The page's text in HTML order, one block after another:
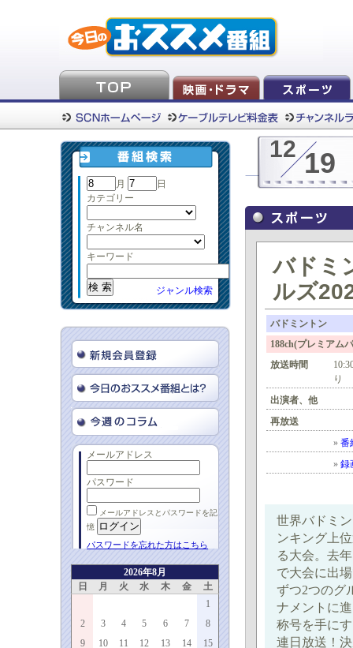
月
日
カテゴリー
チャンネル名
キーワード
ジャンル検索
メールアドレス
パスワード
メールアドレスとパスワードを記
憶
パスワードを忘れた方はこちら
2026年8月
日
月 火 水 木 金
土
1
2
3 4 5 6 7
8
9
10 11 12 13 14
15
12 19
バドミ
ルズ
バドミントン
188ch(プレミア
放送時間
り
出演者、他
再放送
» 番
» 録
世界バドミ
ンキング上
る大会。去
で大会に出
ずつ2つのグ
ナメントに
称号を手に
連日放送！